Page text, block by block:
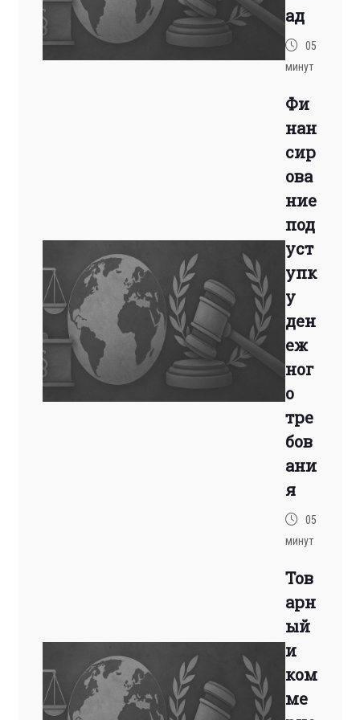
ад
05
минут
Фи
нан
сир
ова
ние
под
уст
упк
у
ден
еж
ног
о
тре
бов
ани
я
05
минут
Тов
арн
ый
и
ком
ме